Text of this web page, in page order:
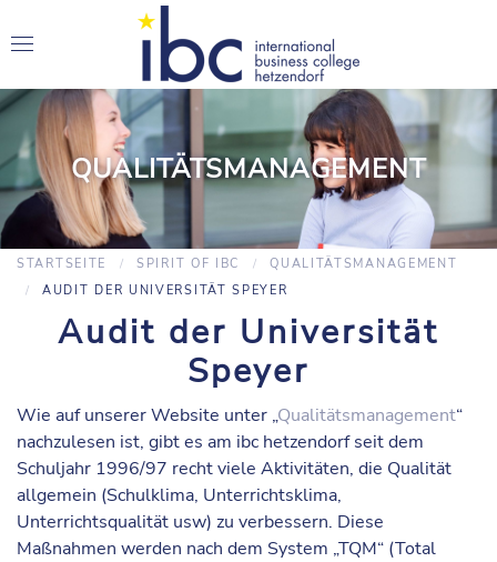
QUALITÄTSMANAGEMENT
STARTSEITE SPIRIT OF IBC
QUALITÄTSMANAGEMENT
AUDIT DER UNIVERSITÄT SPEYER
Audit der Universität
Speyer
Wie auf unserer Website unter „Qualitätsmanagement“
nachzulesen ist, gibt es am ibc hetzendorf seit dem
Schuljahr 1996/97 recht viele Aktivitäten, die Qualität
allgemein (Schulklima, Unterrichtsklima,
Unterrichtsqualität usw) zu verbessern. Diese
Maßnahmen werden nach dem System „TQM“ (Total